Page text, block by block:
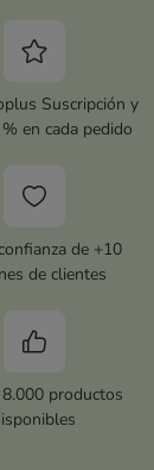
Suscripción y
en cada pedido
de +10
de clientes
productos